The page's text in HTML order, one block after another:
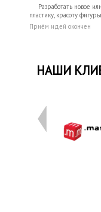
Разработать новое
пластику, красоту
Приём идей окончен
НАШИ